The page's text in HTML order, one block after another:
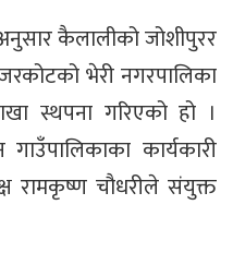
कैलालीको जोशीपुरर
भेरी नगरपालिका
स्थपना गरिएको हो ।
कार्यकारी
रामकृष्ण चौधरीले संयुक्त